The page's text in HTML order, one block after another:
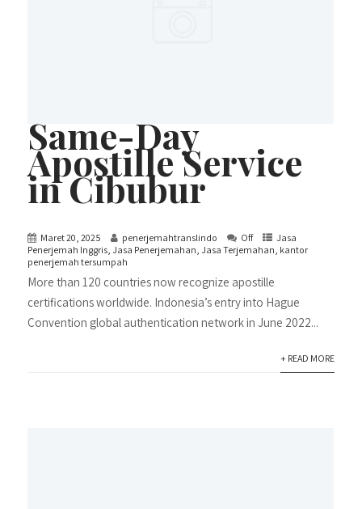
Same-Day
Apostille Service
in Cibubur
Maret 20, 2025 penerjemahtranslindo Off
Jasa
Penerjemah Inggris, Jasa Penerjemahan, Jasa Terjemahan, kantor
penerjemah tersumpah
More than 120 countries now recognize apostille
certifications worldwide. Indonesia’s entry into Hague
Convention global authentication network in June 2022...
+ READ MORE